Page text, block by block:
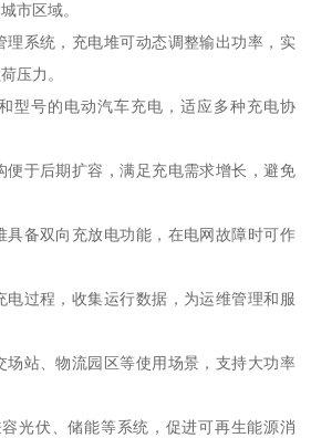
市区域。
理系统，充电堆可动态调整输出功率，实
压力。
型号的电动汽车充电，适应多种充电协
便于后期扩容，满足充电需求增长，避免
具备双向充放电功能，在电网故障时可作
电过程，收集运行数据，为运维管理和服
场站、物流园区等使用场景，支持大功率
光伏、储能等系统，促进可再生能源消